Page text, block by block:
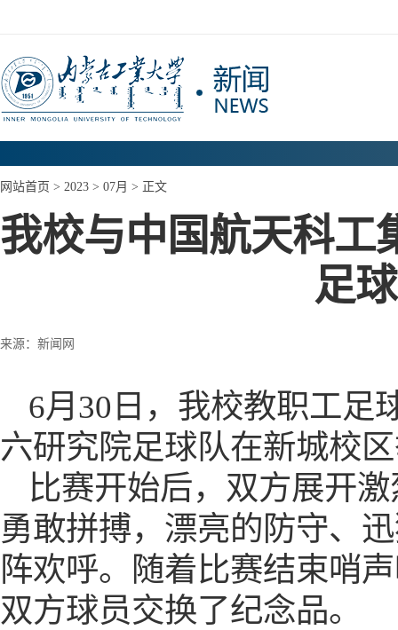
网站首页 > 2023 > 07月 > 正文
我校与中国航天科工
足
来源：新闻网
6月30日，我校教职工足
六研究院足球队在新城校
比赛开始后，双方展开
勇敢拼搏， 漂亮的防守、
阵欢呼。随着比赛结束哨声
双方球员交换了纪念品。